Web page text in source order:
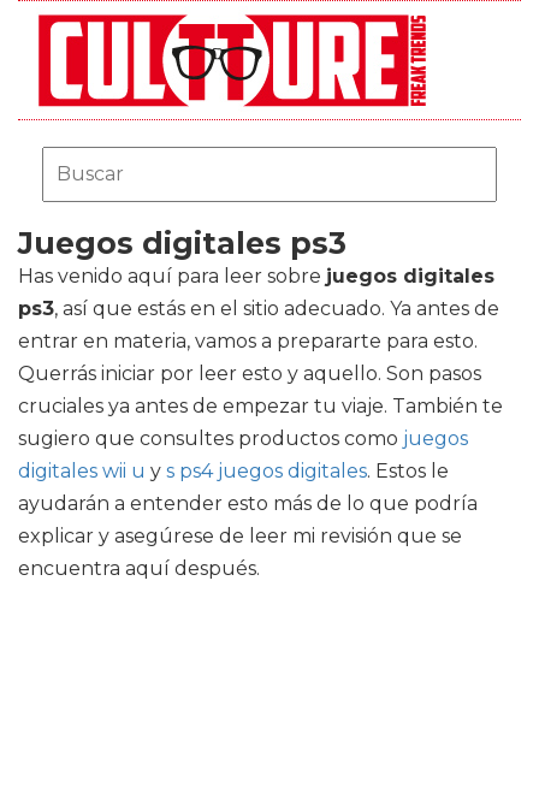
Juegos digitales ps3
Has venido aquí para leer sobre juegos digitales
ps3, así que estás en el sitio adecuado. Ya antes de
entrar en materia, vamos a prepararte para esto.
Querrás iniciar por leer esto y aquello. Son pasos
cruciales ya antes de empezar tu viaje. También te
sugiero que consultes productos como juegos
digitales wii u y s ps4 juegos digitales. Estos le
ayudarán a entender esto más de lo que podría
explicar y asegúrese de leer mi revisión que se
encuentra aquí después.